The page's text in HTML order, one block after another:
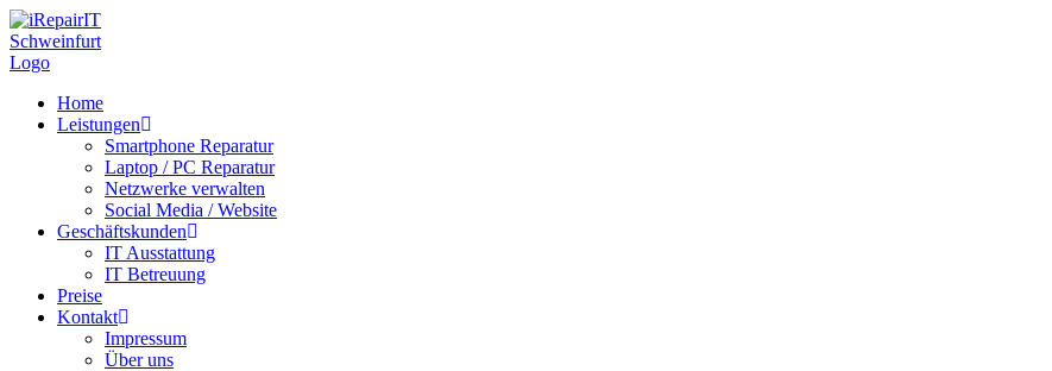
Zum
Inhalt
springen
Home
Leistungen
Smartphone Reparatur
Laptop / PC Reparatur
Netzwerke verwalten
Social Media / Website
Geschäftskunden
IT Ausstattung
IT Betreuung
Preise
Kontakt
Impressum
Über uns